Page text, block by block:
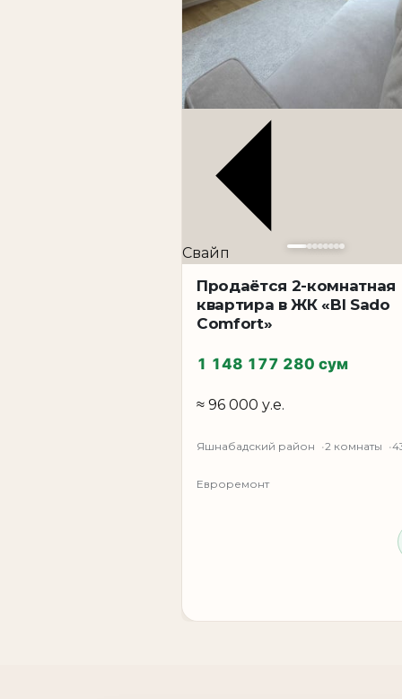
Свайп
Продаётся 2-комнатная
квартира в ЖК «BI Sado
Comfort»
1 148 177 280 сум
≈ 96 000 у.е.
Яшнабадский район 2 комнаты
Евроремонт